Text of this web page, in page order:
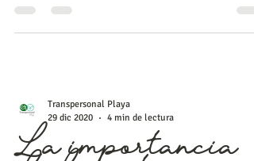
actividad de las redes neuronales,...
Transpersonal Playa
29 dic 2020
4 min de lectura